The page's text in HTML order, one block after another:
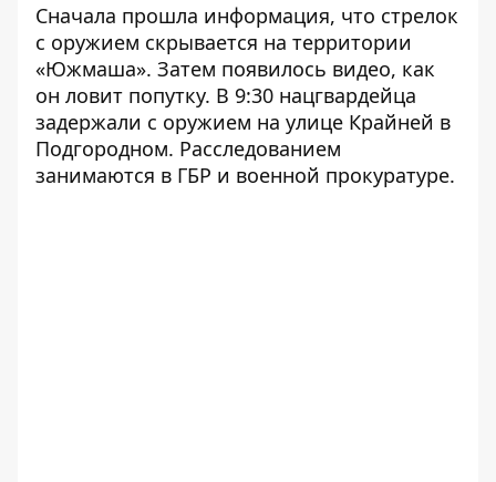
Сначала прошла информация, что стрелок
с оружием скрывается на территории
«Южмаша». Затем появилось видео, как
он ловит попутку. В 9:30 нацгвардейца
задержали с оружием на улице Крайней в
Подгородном. Расследованием
занимаются в ГБР и военной прокуратуре.